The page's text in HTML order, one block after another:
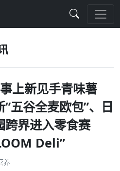
上新见手青味薯
五谷全麦欧包”、日
跨界进入零食赛
Deli”
养